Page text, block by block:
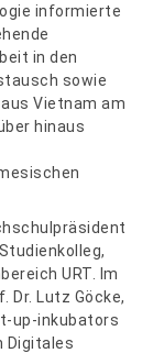
informierte
in den
sowie
Vietnam am
hinaus
URT. Im
Dr. Lutz Göcke,
up-inkubators
Digitales